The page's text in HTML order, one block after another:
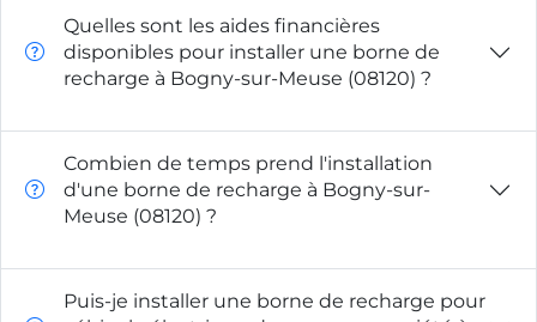
Quelles sont les aides financières
disponibles pour installer une borne de
recharge à Bogny-sur-Meuse (08120) ?
Combien de temps prend l'installation
d'une borne de recharge à Bogny-sur-
Meuse (08120) ?
Puis-je installer une borne de recharge pour